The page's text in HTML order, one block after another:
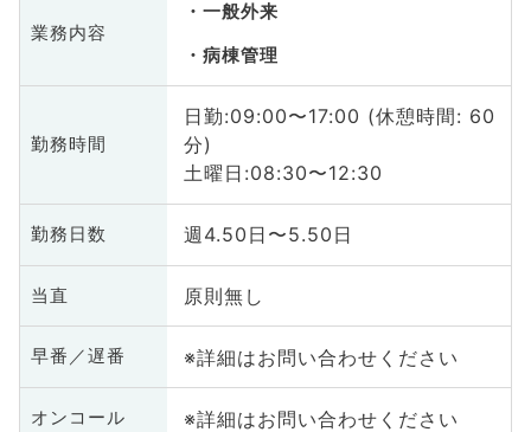
業務内容
一般外来
病棟管理
勤務時間
日勤:09:00〜17:00 (休憩時間: 60
分)
土曜日:08:30〜12:30
勤務日数 週4.50日〜5.50日
当直 原則無し
早番／遅番 ※詳細はお問い合わせください
オンコール ※詳細はお問い合わせください